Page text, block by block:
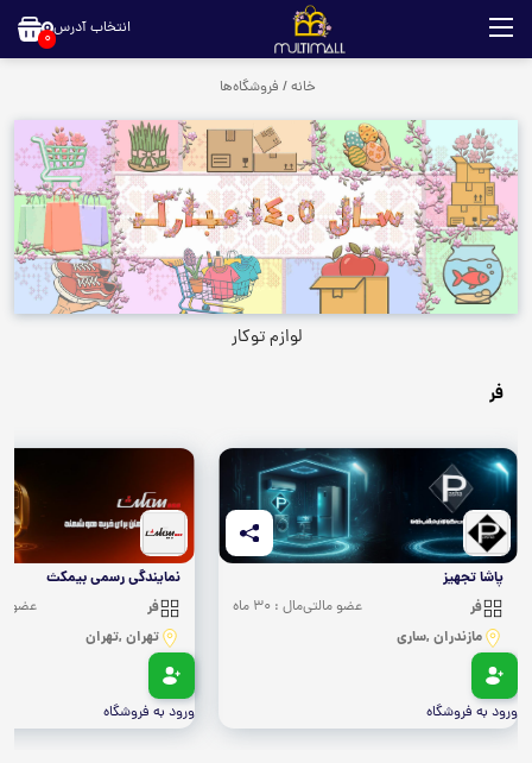
انتخاب آدرس0
خانه/ فروشگاه‌ها
لوازم توکار
فر
پاشا تجهیز
فر
مازندران ,ساری
عضو مالتی‌مال : 30 ماه
ورود به فروشگاه
نمایندگی رسمی بیمکث
فر
تهران ,تهران
عضو
ورود به فروشگاه